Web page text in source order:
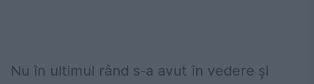
Nu în ultimul rând s-a avut în vedere și